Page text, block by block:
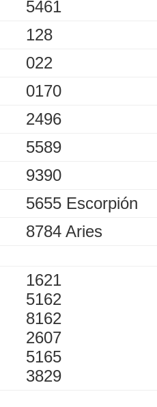
5461
128
022
0170
2496
5589
9390
5655 Escorpión
8784 Aries
1621
5162
8162
2607
5165
3829